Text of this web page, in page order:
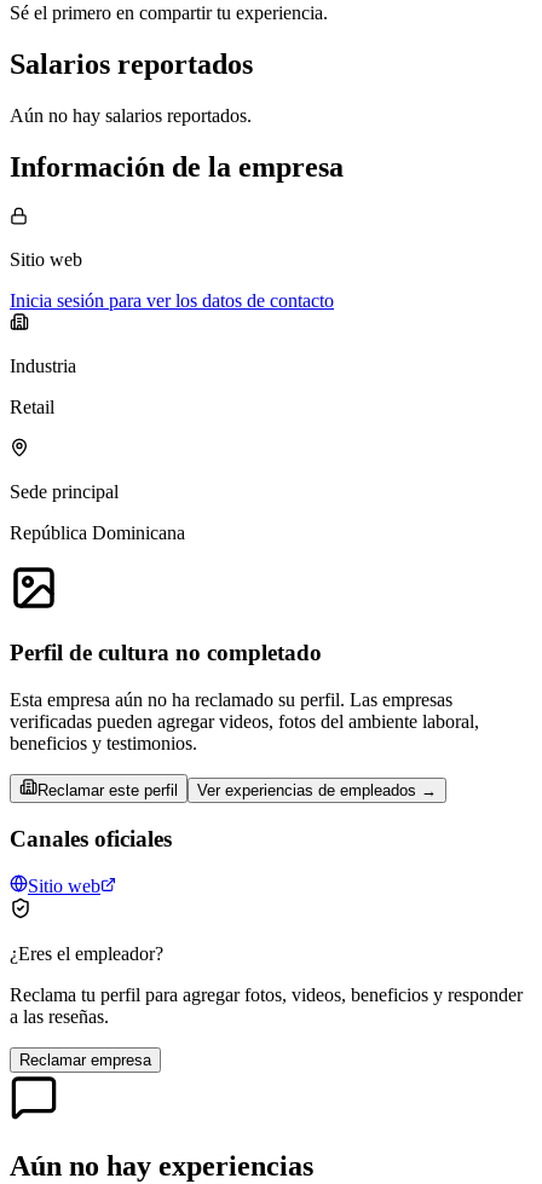
Sé el primero en compartir tu experiencia.
Salarios reportados
Aún no hay salarios reportados.
Información de la empresa
Sitio web
Inicia sesión para ver los datos de contacto
Industria
Retail
Sede principal
República Dominicana
Perfil de cultura no completado
Esta empresa aún no ha reclamado su perfil. Las empresas
verificadas pueden agregar videos, fotos del ambiente laboral,
beneficios y testimonios.
Reclamar este perfil Ver experiencias de empleados →
Canales oficiales
Sitio web
¿Eres el empleador?
Reclama tu perfil para agregar fotos, videos, beneficios y responder
a las reseñas.
Reclamar empresa
Aún no hay experiencias